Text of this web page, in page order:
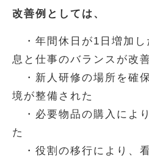
改善例としては、
・年間休日が1日増加し
息と仕事のバランスが改
・新人研修の場所を確
境が整備された
・必要物品の購入によ
た
・役割の移行により、